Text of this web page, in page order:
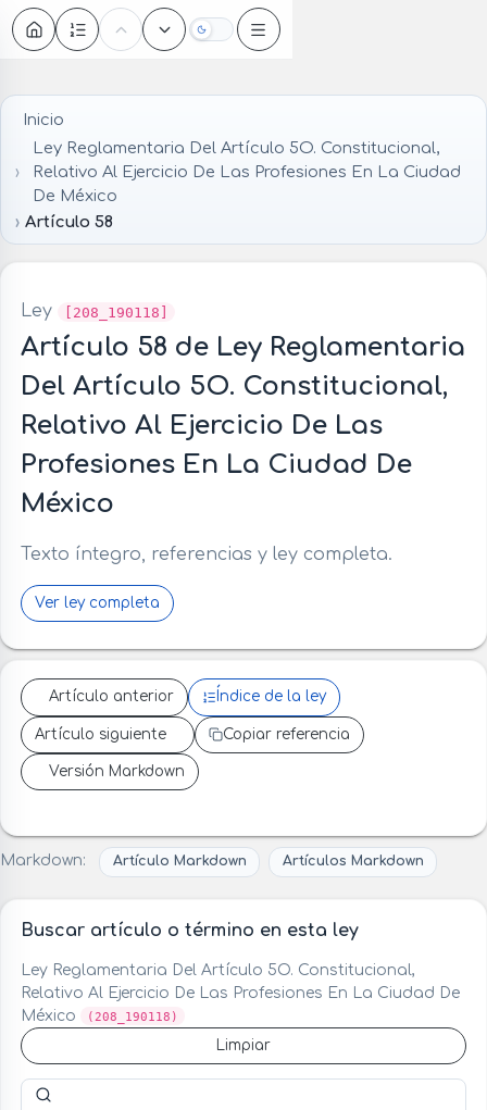
Oscuro
Inicio
Ley Reglamentaria Del Artículo 5O. Constitucional,
Relativo Al Ejercicio De Las Profesiones En La Ciudad
De México
Artículo 58
Ley [208_190118]
Artículo 58 de Ley Reglamentaria
Del Artículo 5O. Constitucional,
Relativo Al Ejercicio De Las
Profesiones En La Ciudad De
México
Texto íntegro, referencias y ley completa.
Ver ley completa
Artículo anterior Índice de la ley
Artículo siguiente Copiar referencia
Versión Markdown
Markdown: Artículo Markdown Artículos Markdown
Buscar artículo o término en esta ley
Ley Reglamentaria Del Artículo 5O. Constitucional,
Relativo Al Ejercicio De Las Profesiones En La Ciudad De
México
(208_190118)
Limpiar
Buscar artículo o término en esta ley